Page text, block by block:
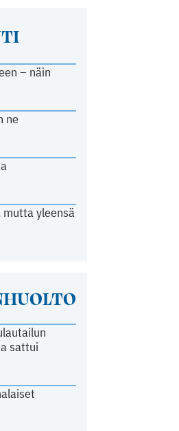
– näin
ne
mutta yleensä
sattui